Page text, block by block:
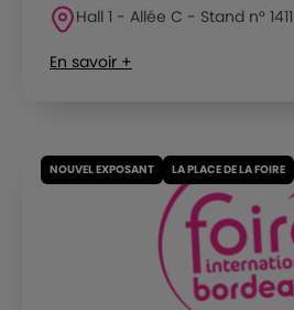
Hall 1 - Allée C - Stand n° 1411
En savoir +
NOUVEL EXPOSANT LA PLACE DE LA FOIRE